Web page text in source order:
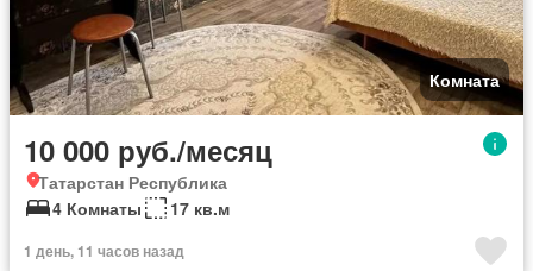
Комната
10 000 руб./месяц
Татарстан Республика
4 Комнаты
17 кв.м
1 день, 11 часов назад